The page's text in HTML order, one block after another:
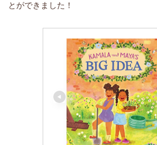
とができました！